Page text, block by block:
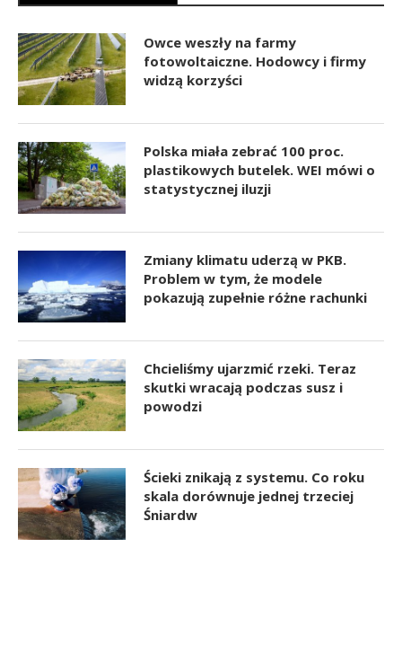
Owce weszły na farmy
fotowoltaiczne. Hodowcy i firmy
widzą korzyści
Polska miała zebrać 100 proc.
plastikowych butelek. WEI mówi o
statystycznej iluzji
Zmiany klimatu uderzą w PKB.
Problem w tym, że modele
pokazują zupełnie różne rachunki
Chcieliśmy ujarzmić rzeki. Teraz
skutki wracają podczas susz i
powodzi
Ścieki znikają z systemu. Co roku
skala dorównuje jednej trzeciej
Śniardw